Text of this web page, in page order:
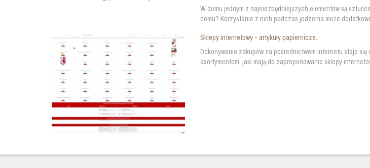
W domu jednym z najniezbędniejszych elementów są
domu? Korzystanie z nich podczas jedzenia może
Sklepy internetowy - artykuły papiernicze.
Dokonywanie zakupów za pośrednictwem internetu staje
asortymentem, jaki mają do zaproponowanie sklepy